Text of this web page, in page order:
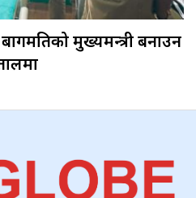
मुख्यमन्त्री बनाउन